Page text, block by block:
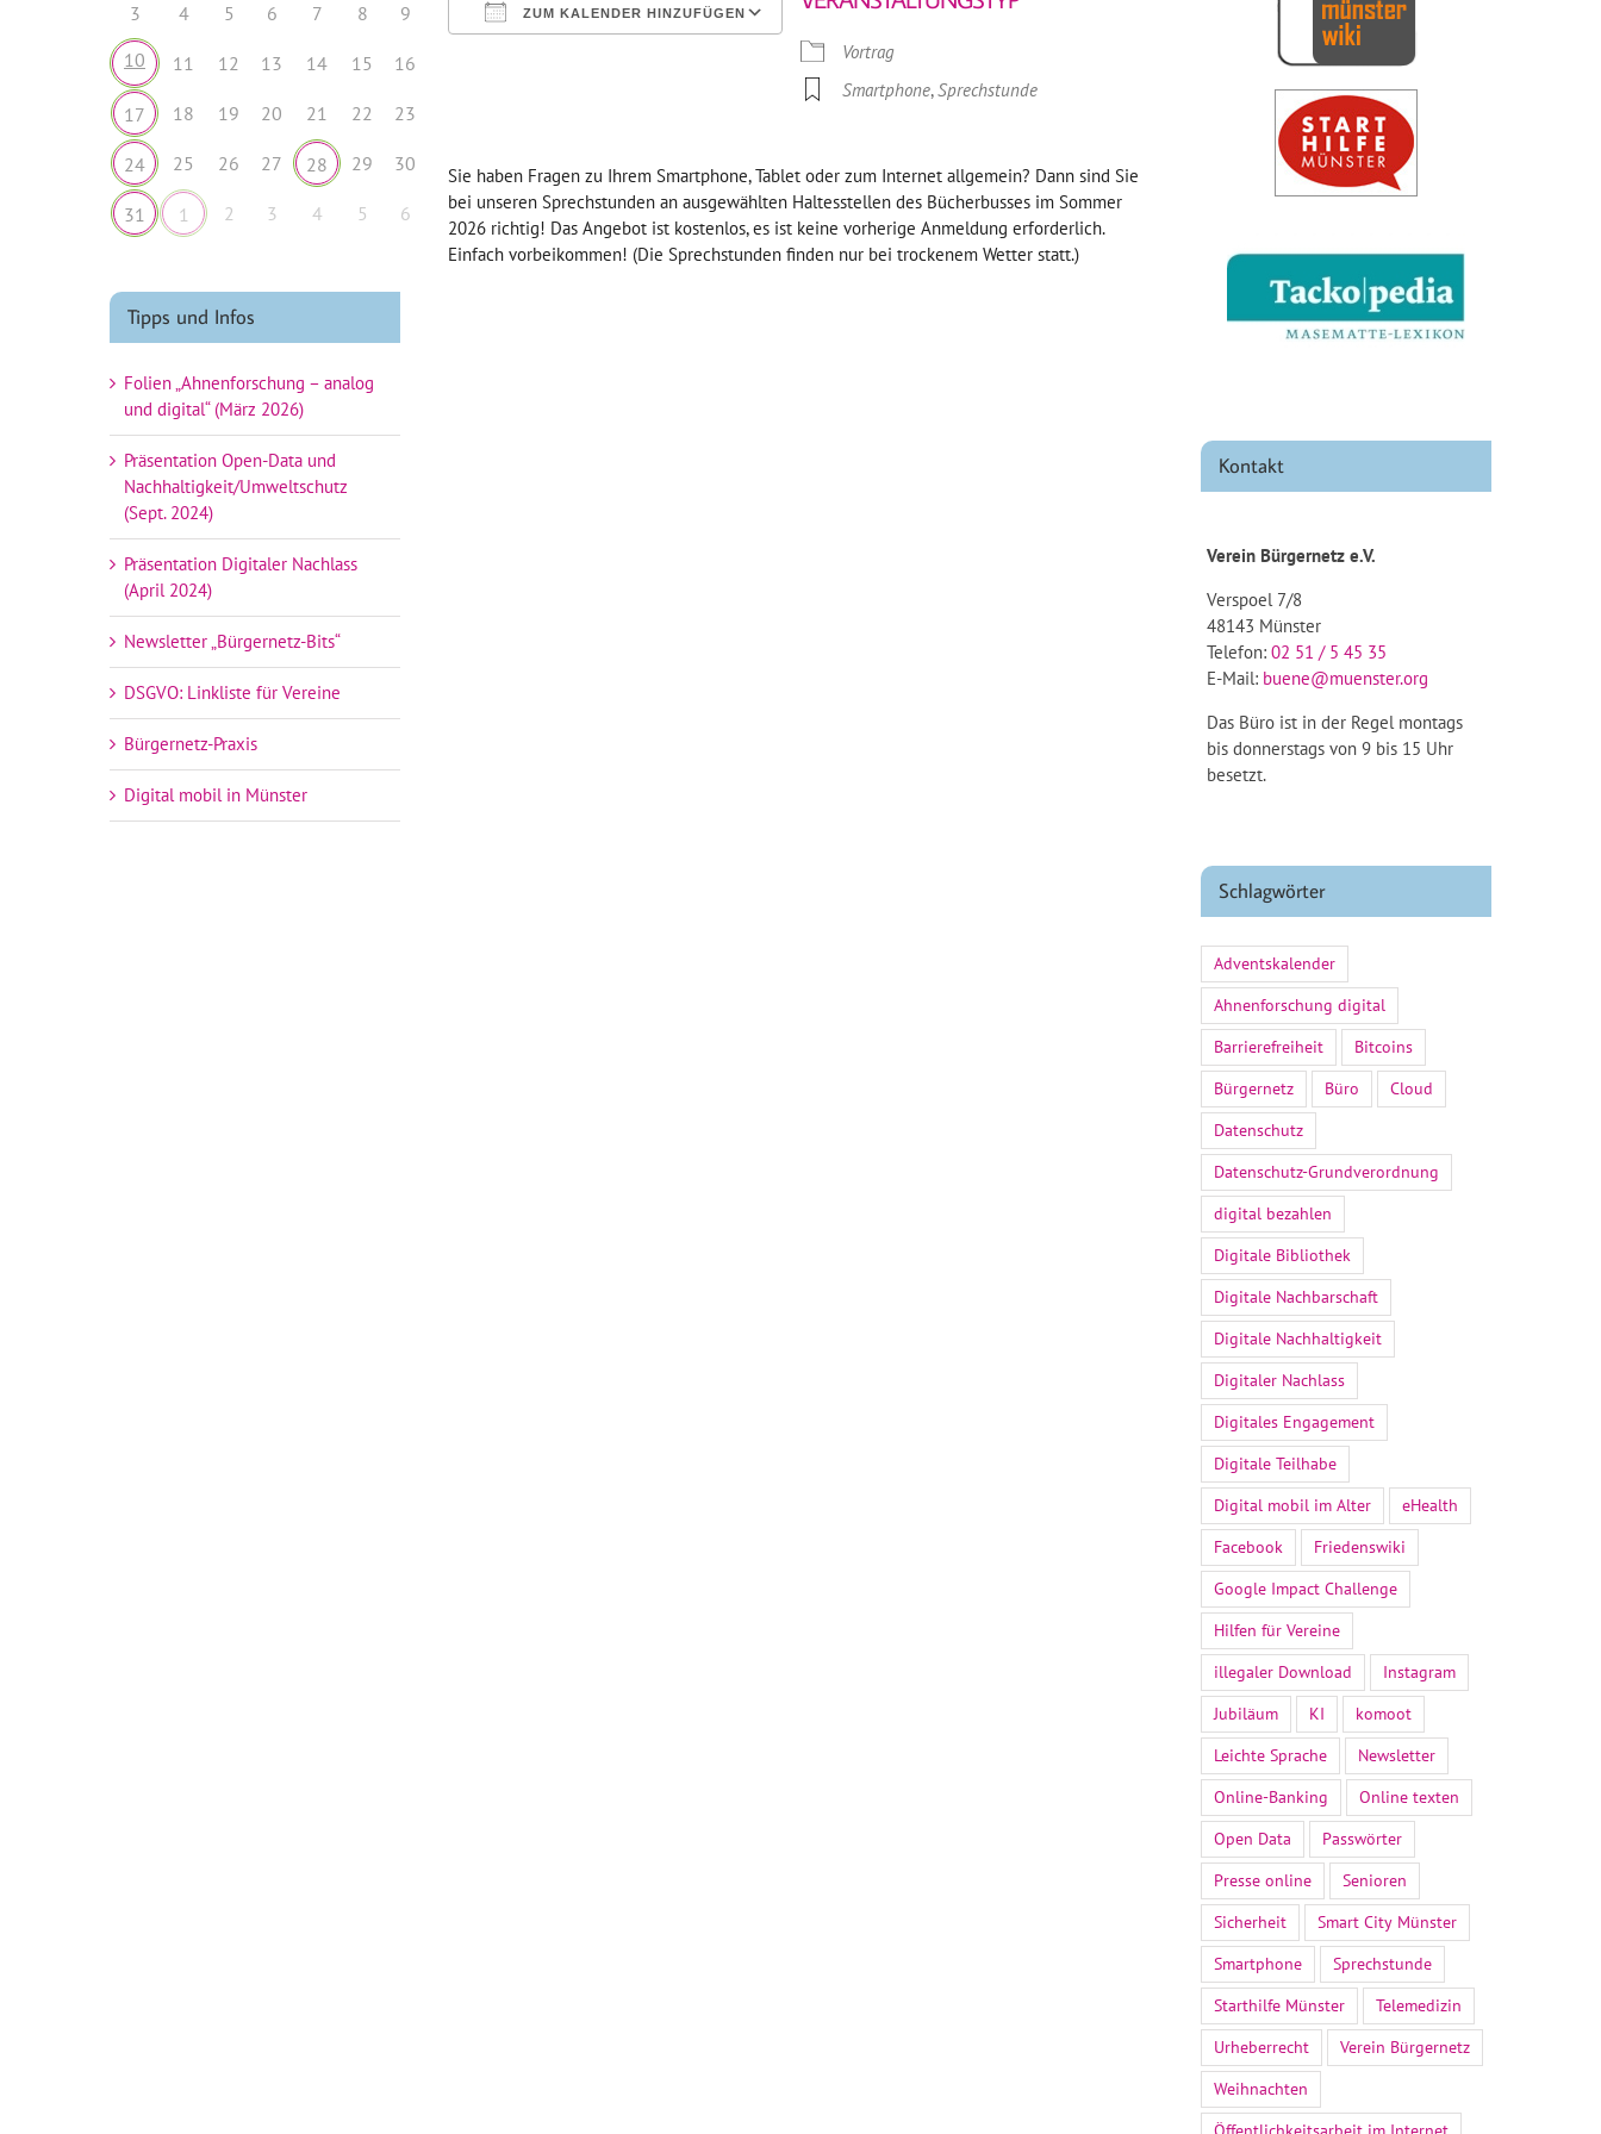
ZUM KALENDER HINZUFÜGEN
Google Kalender
Vortrag
Smartphone,Sprechstunde
Sie haben Fragen zu Ihrem Smartphone, Tablet oder zum Internet allgemein? Dann sind Sie
bei unseren Sprechstunden an ausgewählten Haltesstellen des Bücherbusses im Sommer
2026 richtig! Das Angebot ist kostenlos, es ist keine vorherige Anmeldung erforderlich.
Einfach vorbeikommen! (Die Sprechstunden finden nur bei trockenem Wetter statt.)
3 4 5 6 7 8
9
10
11 12 13 14 15 16
17 18 19 20 21 22 23
24 25 26 27 28 29 30
31 1 2 3 4 5 6
Tipps und Infos
Folien „Ahnenforschung – analog
und digital“ (März 2026)
Präsentation Open-Data und
Nachhaltigkeit/Umweltschutz
(Sept. 2024)
Präsentation Digitaler Nachlass
(April 2024)
Newsletter „Bürgernetz-Bits“
DSGVO: Linkliste für Vereine
Bürgernetz-Praxis
Digital mobil in Münster
Kontakt
Verein Bürgernetz e.V.
Verspoel 7/8
48143 Münster
Telefon:02 51 / 5 45 35
E-Mail: buene@muenster.org
Das Büro ist in der Regel montags
bis donnerstags von 9 bis 15 Uhr
besetzt.
Schlagwörter
Adventskalender
Ahnenforschung digital
Barrierefreiheit
Bitcoins
Bürgernetz
Büro
Cloud
Datenschutz
Datenschutz-Grundverordnung
digital bezahlen
Digitale Bibliothek
Digitale Nachbarschaft
Digitale Nachhaltigkeit
Digitaler Nachlass
Digitales Engagement
Digitale Teilhabe
Digital mobil im Alter
eHealth
Facebook
Friedenswiki
Google Impact Challenge
Hilfen für Vereine
illegaler Download
Instagram
Jubiläum
KI
komoot
Leichte Sprache
Newsletter
Online-Banking
Online texten
Open Data
Passwörter
Presse online
Senioren
Sicherheit
Smart City Münster
Smartphone
Sprechstunde
Starthilfe Münster
Telemedizin
Urheberrecht
Verein Bürgernetz
Weihnachten